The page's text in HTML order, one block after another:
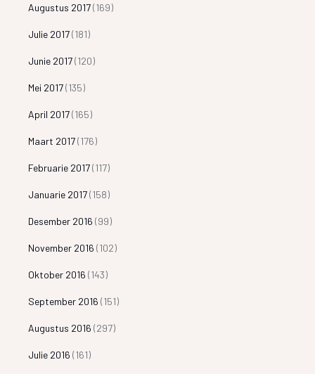
Augustus 2017(169)
Julie 2017(181)
Junie 2017(120)
Mei 2017(135)
April 2017(165)
Maart 2017(176)
Februarie 2017(117)
Januarie 2017(158)
Desember 2016 (99)
November 2016 (102)
Oktober 2016 (143)
September 2016 (151)
Augustus 2016 (297)
Julie 2016 (161)